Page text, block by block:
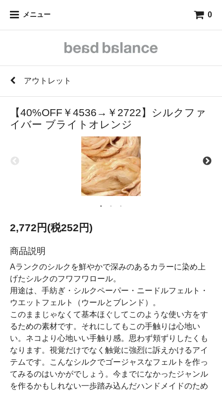
メニュー 0
アウトレット
【40%OFF￥4536→￥2722】シルクファ
イバー ブライトオレンジ
2,772円(税252円)
商品説明
Aランクのシルクを鮮やかで深みのあるカラーに染め上
げたシルクのフワフワロール。
用途は、手紡ぎ・シルクペーパー・ニードルフェルト・
ウエットフェルト（ウールとブレンド）。
このままじゃなくて基本ほぐしてこのような使い方をす
るための素材です。それにしてもこの手触りは心地い
い。ネコより心地いい手触り感。思わず頬ずりしたくも
なります。視覚だけでなく触覚に強烈に訴えかけるアイ
テムです。こんなシルクでゴージャスなフェルトを作っ
てみるのはいかがでしょう。今までになかったジャンル
を作るかもしれない一歩踏み込んだハンドメイドのため